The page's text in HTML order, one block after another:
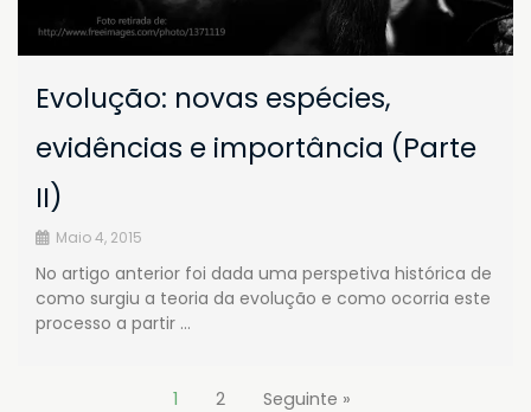
Evolução: novas espécies,
evidências e importância (Parte
II)
Maio 4, 2015
No artigo anterior foi dada uma perspetiva histórica de
como surgiu a teoria da evolução e como ocorria este
processo a partir …
1 2 Seguinte »